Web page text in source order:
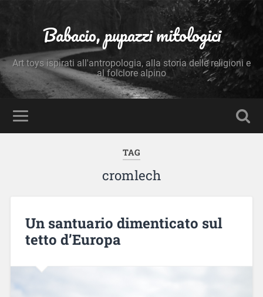
Babacio, pupazzi mitologici
Art toys ispirati all'antropologia, alla storia delle religioni e
al folclore alpino
TAG
cromlech
Un santuario dimenticato sul
tetto d’Europa